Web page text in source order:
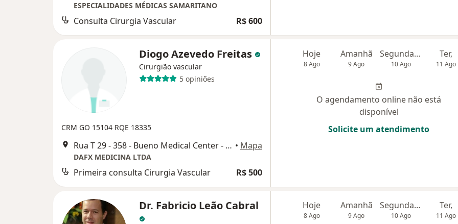
ESPECIALIDADES MÉDICAS SAMARITANO
Consulta Cirurgia Vascular R$ 600
Diogo Azevedo Freitas
Cirurgião vascular
5 opiniões
CRM GO 15104 RQE 18335
Rua T 29 - 358 - Bueno Medical Center - Sala 506, Goiânia • Mapa
DAFX MEDICINA LTDA
Primeira consulta Cirurgia Vascular R$ 500
Hoje
8 Ago
Amanhã
9 Ago
Segunda-feira
10 Ago
Ter,
11 Ago
O agendamento online não está
disponível
Solicite um atendimento
Dr. Fabricio Leão Cabral Hoje
8 Ago
Amanhã
9 Ago
Segunda-feira
10 Ago
Ter,
11 Ago